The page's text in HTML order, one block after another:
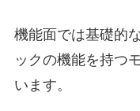
機能面では基礎的
ックの機能を持つ
います。